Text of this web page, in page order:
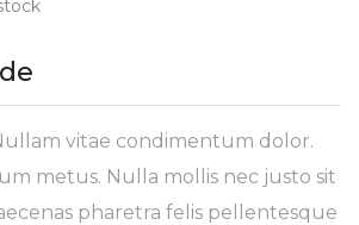
vitae condimentum dolor.
metus. Nulla mollis nec justo sit
pharetra felis pellentesque